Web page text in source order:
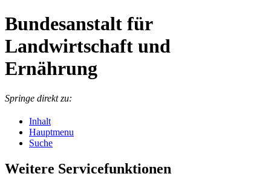
Bundesanstalt für
Landwirtschaft und
Ernährung
Springe direkt zu:
Inhalt
Hauptmenu
Suche
Weitere Servicefunktionen